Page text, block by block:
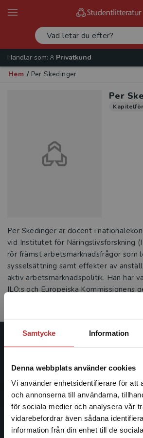
Samtycke Information
Denna webbplats använder cookies
Vi använder enhetsidentifierare för att
och annonserna till användarna,
för sociala medier och analysera vår
vidarebefordrar även sådana
information från din enhet till de
Begränsad
Handlar som:
Privatkund
Hem / Per Skedinger
Per
Per Skedinger är docent i
vid Institutet för Näringslivsforskning
rör främst arbetsmarknadsfrågor som
sysselsättning samt effekter av
aktiv arbetsmarknadspolitik. Han har
ILO:s och Europeiska Kommissionens
expertgrupp för minimilöner i
Studentlitteratur
Studentlitteratur grundades 1963 och
ledande utbildningsförlag. Med
facklitteratur, utbildningar och digitala
informationstjänster i utbudet, finns
längs hela kunskapsresan.